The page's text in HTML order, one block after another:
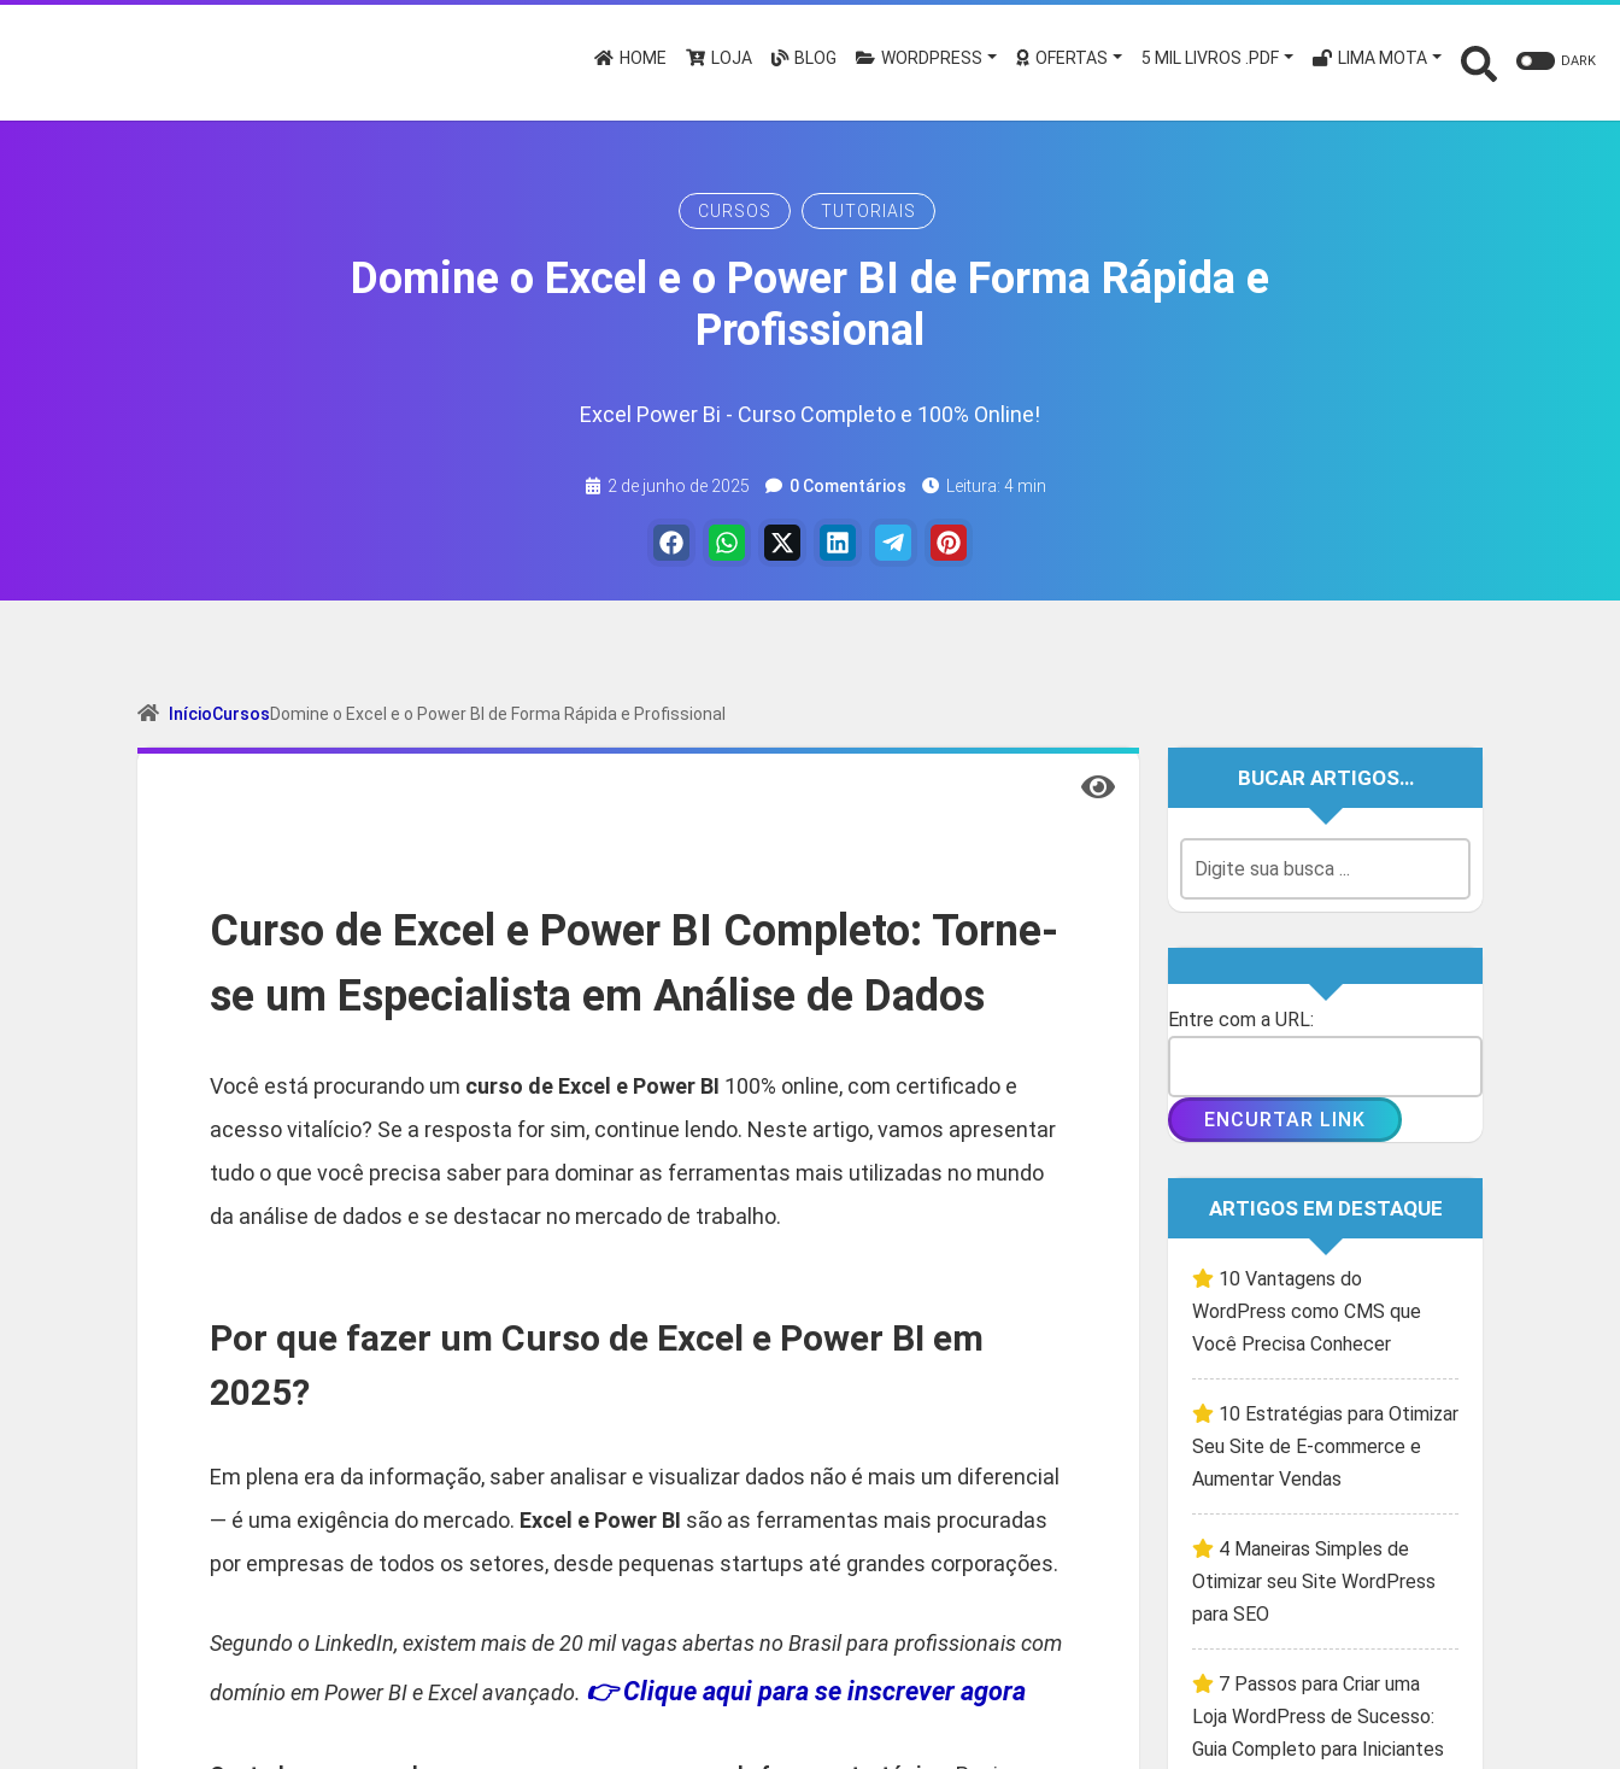
HOME LOJA BLOG WORDPRESS OFERTAS 5 MIL LIVROS .PDF LIMA MOTA DARK
CURSOS TUTORIAIS
Domine o Excel e o Power BI de Forma Rápida e
Profissional
Excel Power Bi - Curso Completo e 100% Online!
2 de junho de 2025 0 Comentários Leitura: 4 min
InícioCursosDomine o Excel e o Power BI de Forma Rápida e Profissional
Curso de Excel e Power BI Completo: Torne-
se um Especialista em Análise de Dados
Você está procurando um curso de Excel e Power BI 100% online, com certificado e
acesso vitalício? Se a resposta for sim, continue lendo. Neste artigo, vamos apresentar
tudo o que você precisa saber para dominar as ferramentas mais utilizadas no mundo
da análise de dados e se destacar no mercado de trabalho.
Por que fazer um Curso de Excel e Power BI em
2025?
Em plena era da informação, saber analisar e visualizar dados não é mais um diferencial
— é uma exigência do mercado. Excel e Power BI são as ferramentas mais procuradas
por empresas de todos os setores, desde pequenas startups até grandes corporações.
Segundo o LinkedIn, existem mais de 20 mil vagas abertas no Brasil para profissionais com
domínio em Power BI e Excel avançado. 👉 Clique aqui para se inscrever agora
BUCAR ARTIGOS…
Entre com a URL:
ARTIGOS EM DESTAQUE
10 Vantagens do
WordPress como CMS que
Você Precisa Conhecer
10 Estratégias para Otimizar
Seu Site de E-commerce e
Aumentar Vendas
4 Maneiras Simples de
Otimizar seu Site WordPress
para SEO
7 Passos para Criar uma
Loja WordPress de Sucesso:
Guia Completo para Iniciantes